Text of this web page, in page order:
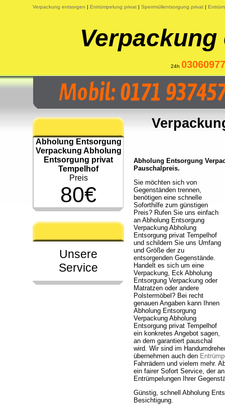
Verpackung entsorgen | Entrümpelung privat | Sperrmüllentsorgung privat |
24h
Abholung Entsorgung
Verpackung Abholung
Entsorgung privat
Tempelhof
Preis
80€
Unsere
Service
Abholung Entsorgung
Pauschalpreis.
Sie möchten sich von
Gegenständen trennen,
benötigen eine schnelle
Soforthilfe zum günstigen
Preis? Rufen Sie uns einfach
an Abholung Entsorgung
Verpackung Abholung
Entsorgung privat Tempelhof
und schildern Sie uns Umfang
und Größe der zu
entsorgenden Gegenstände.
Handelt es sich um eine
Verpackung, Eck Abholung
Entsorgung Verpackung oder
Matratzen oder andere
Polstermöbel? Bei recht
genauen Angaben kann Ihnen
Abholung Entsorgung
Verpackung Abholung
Entsorgung privat Tempelhof
ein konkretes Angebot sagen,
an dem garantiert pauschal
wird. Wir sind im
übernehmen auch den
Fahrrädern und vielem mehr.
ein fairer Sofort Service, der
Entrümpelungen Ihrer
Günstig, schnell Abholung
Besichtigung.